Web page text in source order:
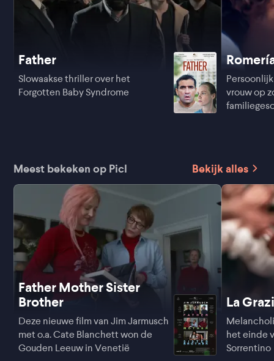
Father
Slowaakse thriller over het
Forgotten Baby Syndrome
vrouw op
Meest bekeken op Picl Bekijk alles
Father Mother Sister
Brother
Deze nieuwe film van Jim Jarmusch
met o.a. Cate Blanchett won de
Gouden Leeuw in Venetië
La
het einde
Sorrentino